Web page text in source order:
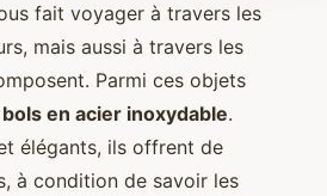
fait voyager à travers les
mais aussi à travers les
Parmi ces objets
bols en acier inoxydable.
élégants, ils offrent de
à condition de savoir les